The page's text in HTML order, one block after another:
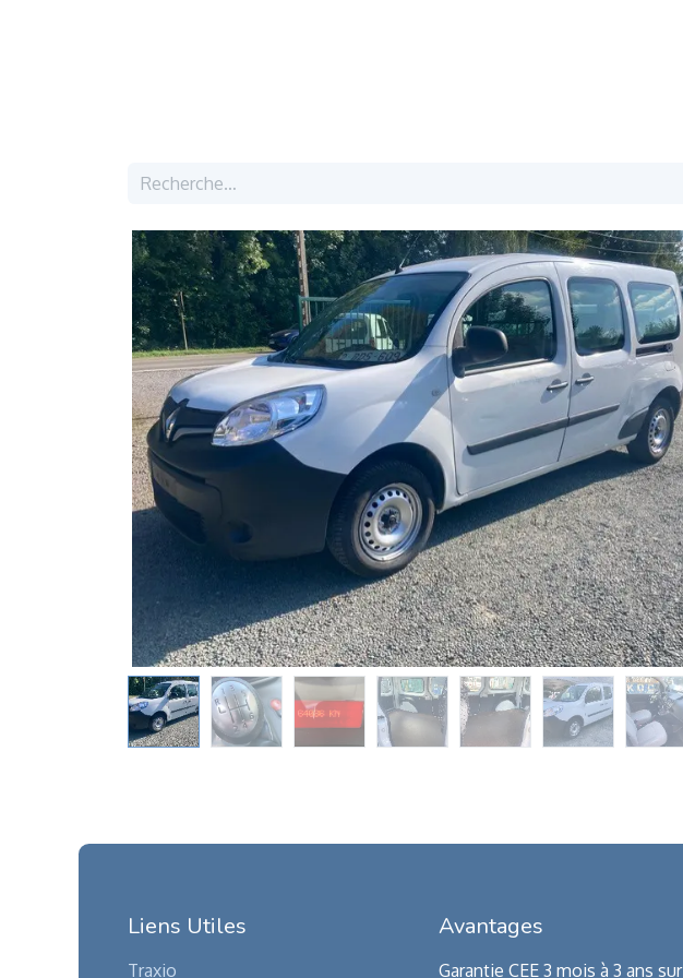
Liens Utiles
Traxio
Avantages
Garantie CEE 3 mois à 3 ans sur